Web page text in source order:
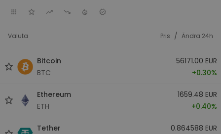
Valuta Pris / Ändra 24h
Bitcoin
BTC
56171.00 EUR
+0.30%
Ethereum
ETH
1659.48 EUR
+0.40%
Tether
0.864588 EUR